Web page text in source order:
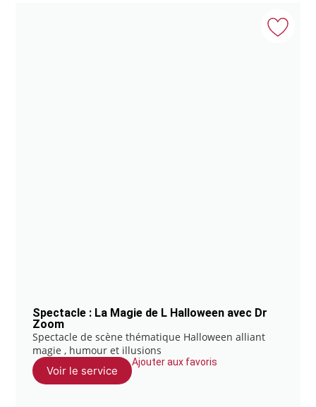
Spectacle : La Magie de L Halloween avec Dr
Zoom
Spectacle de scène thématique Halloween alliant
magie , humour et illusions
Voir le service
Ajouter aux favoris